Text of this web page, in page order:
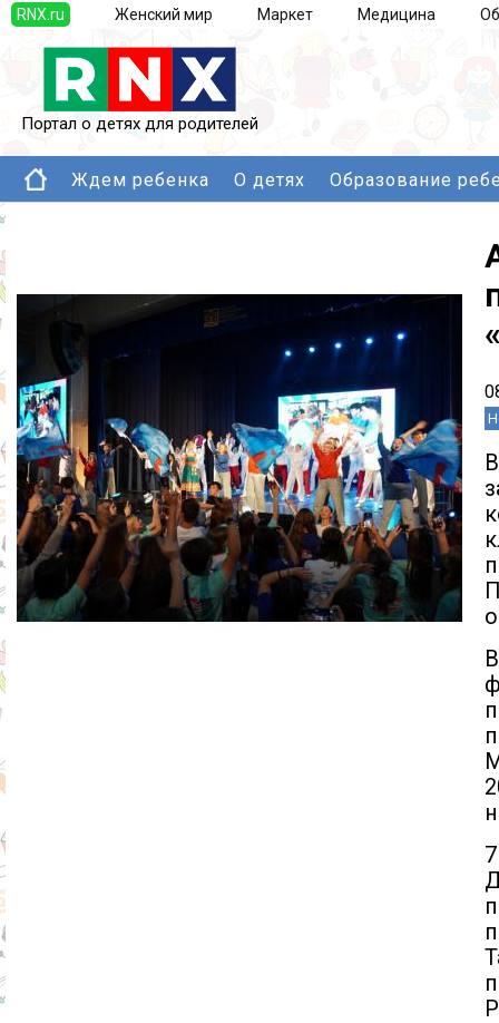
RNX.ru Женский мир Маркет Медицина
Портал о детях для родителей
Ждем ребенка О детях Образование